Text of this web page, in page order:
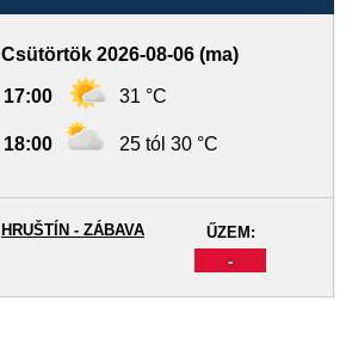
Csütörtök 2026-08-06 (ma)
17:00 31 °C
18:00 25 tól 30 °C
ŰZEM:
-
HRUŠTÍN - ZÁBAVA